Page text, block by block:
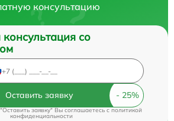
консультацию
со
Оставить заявку
заявку" Вы соглашаетесь c политикой
конфиденциальности